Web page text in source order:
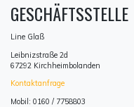
GESCHÄFTSSTELLE
Line Glaß
Leibnizstraße 2d
67292 Kirchheimbolanden
Kontaktanfrage
Mobil: 0160 / 7758803